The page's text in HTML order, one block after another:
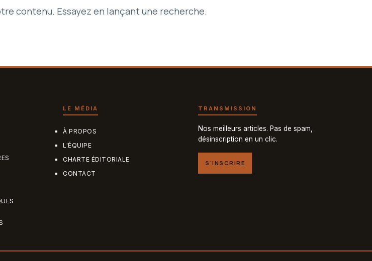
contenu. Essayez en lançant une recherche.
LE MÉDIA
À PROPOS
L'ÉQUIPE
CHARTE ÉDITORIALE
CONTACT
TRANSMISSION
Nos meilleurs articles. Pas de spam,
désinscription en un clic.
S'INSCRIRE